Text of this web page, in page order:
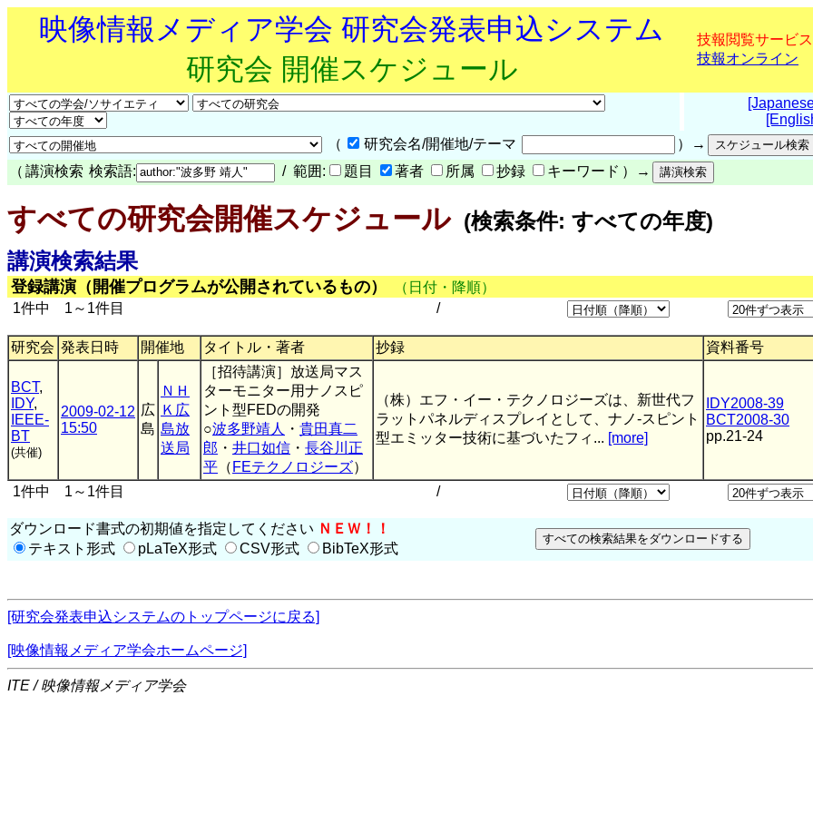
映像情報メディア学会 研究会発表申込システム
研究会 開催スケジュール
技報閲覧サービス
技報オンライン
（
研究会名/開催地/テーマ
）→
（ 講演検索 検索語: / 範囲: 題目 著者 所属 抄録 キーワード ）→
すべての研究会開催スケジュール(検索条件: すべての年度)
講演検索結果
登録講演（開催プログラムが公開されているもの）
（日付・降順）
1件中 1～1件目
/
研究会 発表日時 開催地 タイトル・著者 抄録 資料番号
BCT,
IDY,
IEEE-
BT
(共催)
2009-02-12
15:50
広
島
ＮＨ
Ｋ広
島放
送局
［招待講演］放送局マス
ターモニター用ナノスピ
ント型FEDの開発
○波多野靖人 ・ 貴田真二
郎 ・ 井口如信 ・ 長谷川正
平 （ FEテクノロジーズ）
（株）エフ・イー・テクノロジーズは、新世代フ
ラットパネルディスプレイとして、ナノ-スピント
型エミッター技術に基づいたフィ... [more]
IDY2008-39
BCT2008-30
pp.21-24
1件中 1～1件目 /
ダウンロード書式の初期値を指定してください ＮＥＷ！！
テキスト形式
pLaTeX形式 CSV形式 BibTeX形式
[研究会発表申込システムのトップページに戻る]
[映像情報メディア学会ホームページ]
ITE / 映像情報メディア学会